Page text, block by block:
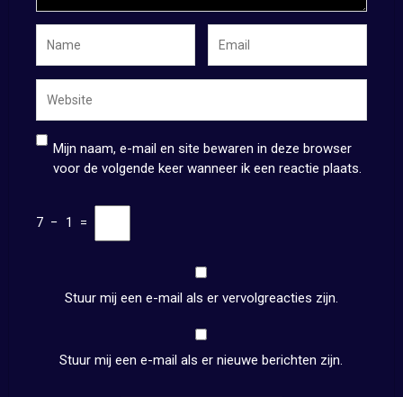
Mijn naam, e-mail en site bewaren in deze browser
voor de volgende keer wanneer ik een reactie plaats.
7 − 1 =
Stuur mij een e-mail als er vervolgreacties zijn.
Stuur mij een e-mail als er nieuwe berichten zijn.